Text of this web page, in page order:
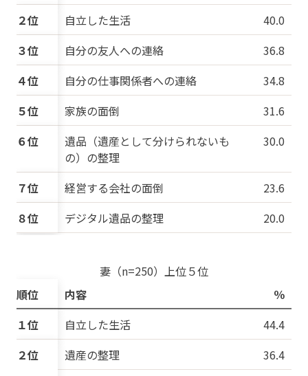
２位
自立した生活
40.0
３位
自分の友人への連絡
36.8
４位
自分の仕事関係者への連絡
34.8
５位
家族の面倒
31.6
６位
遺品（遺産として分けられないも
の）の整理
30.0
７位 経営する会社の面倒
23.6
８位
デジタル遺品の整理 20.0
妻（n=250）上位５位
順位
内容
％
１位
自立した生活
44.4
２位
遺産の整理
36.4